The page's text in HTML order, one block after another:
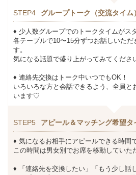
STEP4 グループトーク（交流タイム）
♦ 少人数グループでのトークタイムがス
各テーブルで10〜15分ずつお話しいただ
す。
気になる話題で盛り上がってみてくださ
♦ 連絡先交換はトーク中いつでもOK！
いろいろな方と会話できるよう、全員と
います♡
STEP5 アピール＆マッチング希望タ
♦ 気になるお相手にアピールできる時間
この時間は男女別でお席を移動していた
♦ 「連絡先を交換したい」「もう少し話